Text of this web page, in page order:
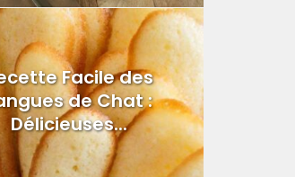
Facile des
de Chat :
Délicieuses...